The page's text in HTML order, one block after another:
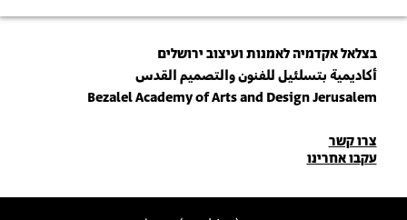
בצלאל אקדמיה לאמנות ועיצוב ירושלים
أكاديمية بتسلئيل للفنون والتصميم القدس
Bezalel Academy of Arts and Design Jerusalem
פרטי
יצירת
קשר
צרו קשר
עקבו אחרינו